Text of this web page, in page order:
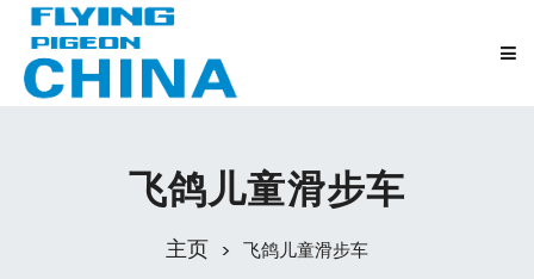
飞鸽儿童滑步车
主页 飞鸽儿童滑步车